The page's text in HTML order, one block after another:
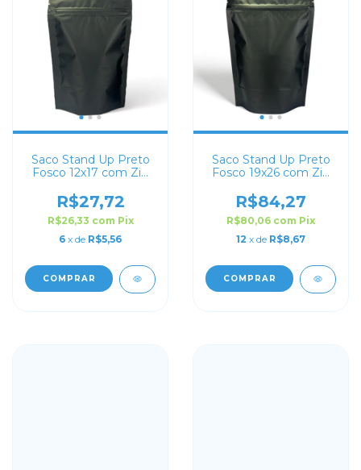
Saco Stand Up Preto
Fosco 12x17 com Zip
R$27,72
R$26,33 com Pix
6 x de R$5,56
COMPRAR
Saco Stand Up Preto
Fosco 19x26 com Zip
R$84,27
R$80,06 com Pix
12 x de R$8,67
COMPRAR